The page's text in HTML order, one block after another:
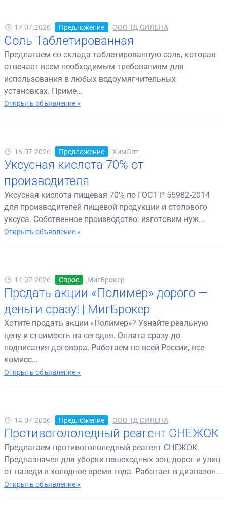
17.07.2026 Предложение ООО ТД СИЛЕНА
Соль Таблетированная
Предлагаем со склада таблетированную соль, которая
отвечает всем необходимым требованиям для
использования в любых водоумягчительных
установках. Приме...
Открыть объявление »
16.07.2026 Предложение ХимОпт
Уксусная кислота 70% от
производителя
Уксусная кислота пищевая 70% по ГОСТ Р 55982-2014
для производителей пищевой продукции и столового
уксуса. Собственное производство: изготовим нуж...
Открыть объявление »
14.07.2026 Спрос МигБрокер
Продать акции «Полимер» дорого —
деньги сразу! | МигБрокер
Хотите продать акции «Полимер»? Узнайте реальную
цену и стоимость на сегодня. Оплата сразу до
подписания договора. Работаем по всей России, все
комисс...
Открыть объявление »
14.07.2026 Предложение ООО ТД СИЛЕНА
Противогололедный реагент СНЕЖОК
Предлагаем противогололедный реагент СНЕЖОК.
Предназначен для уборки пешеходных зон, дорог и улиц
от наледи в холодное время года. Работает в диапазон...
Открыть объявление »